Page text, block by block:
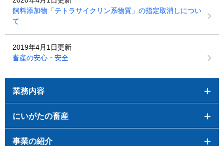
飼料添加物「テトラサイクリン系物質」の指定取消しについ
て
2019年4月1日更新
畜産の安心・安全
業務内容
にいがたの畜産
事業の紹介